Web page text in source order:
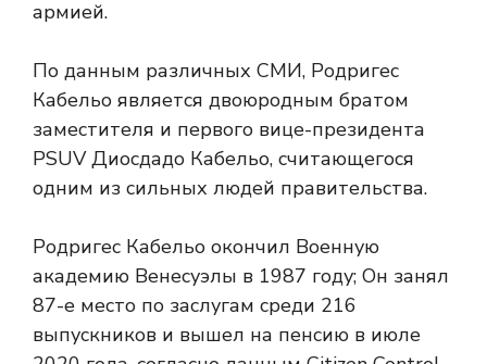
армией.
По данным различных СМИ, Родригес
Кабельо является двоюродным братом
заместителя и первого вице-президента
PSUV Диосдадо Кабельо, считающегося
одним из сильных людей правительства.
Родригес Кабельо окончил Военную
академию Венесуэлы в 1987 году; Он занял
87-е место по заслугам среди 216
выпускников и вышел на пенсию в июле